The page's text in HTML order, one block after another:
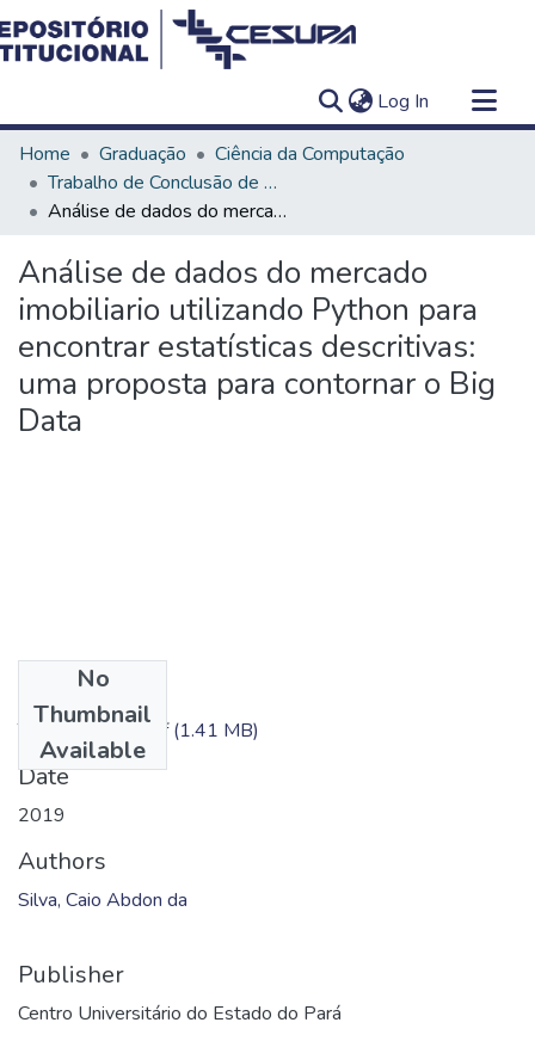
Log In (current)
Communities & Collections
All of DSpace
Statistics
Home Graduação
Ciência da Computação
Trabalho de Conclusão de Curso - TCC
Análise de dados do mercado imobiliario utilizando Python para encontrar estatísticas descritivas: uma proposta para contornar o Big Data
Análise de dados do mercado
imobiliario utilizando Python para
encontrar estatísticas descritivas:
uma proposta para contornar o Big
Data
No
Thumbnail
Available
TC - Caio Silva.pdf(1.41 MB)
Date
2019
Authors
Silva, Caio Abdon da
Publisher
Centro Universitário do Estado do Pará